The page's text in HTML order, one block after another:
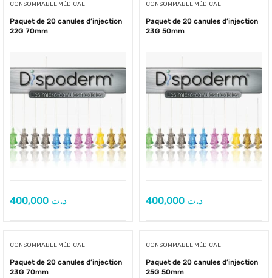
CONSOMMABLE MÉDICAL
Paquet de 20 canules d’injection
22G 70mm
د.ت
CONSOMMABLE MÉDICAL
Paquet de 20 canules d’injection
23G 50mm
د.ت
CONSOMMABLE MÉDICAL
Paquet de 20 canules d’injection
23G 70mm
CONSOMMABLE MÉDICAL
Paquet de 20 canules d’injection
25G 50mm